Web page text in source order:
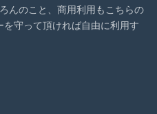
んのこと、商用利用もこちらの
守って頂ければ自由に利用す